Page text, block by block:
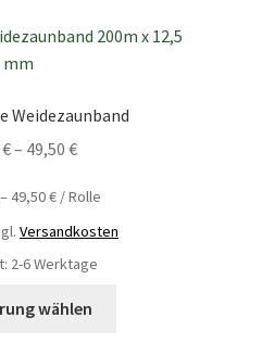
Weidezaunband
€– 49,50 €
–49,50€ /Rolle
Versandkosten
2-6 Werktage
wählen